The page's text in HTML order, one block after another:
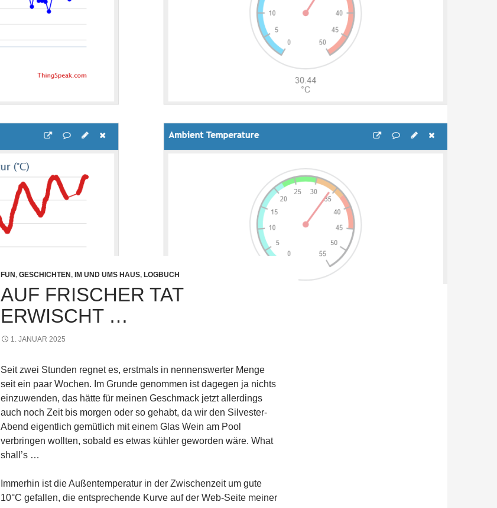
FUN , GESCHICHTEN , IM UND UMS HAUS, LOGBUCH
AUF FRISCHER TAT
ERWISCHT …
1. JANUAR 2025
Seit zwei Stunden regnet es, erstmals in nennenswerter Menge
seit ein paar Wochen. Im Grunde genommen ist dagegen ja nichts
einzuwenden, das hätte für meinen Geschmack jetzt allerdings
auch noch Zeit bis morgen oder so gehabt, da wir den Silvester-
Abend eigentlich gemütlich mit einem Glas Wein am Pool
verbringen wollten, sobald es etwas kühler geworden wäre. What
shall’s …
Immerhin ist die Außentemperatur in der Zwischenzeit um gute
10°C gefallen, die entsprechende Kurve auf der Web-Seite meiner